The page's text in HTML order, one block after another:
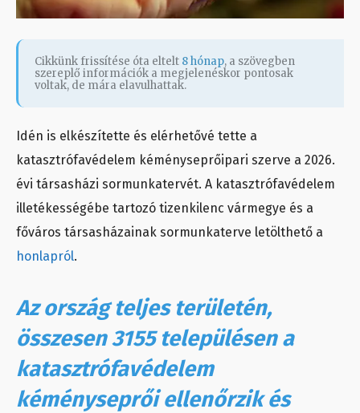
Cikkünk frissítése óta eltelt 8 hónap, a szövegben
szereplő információk a megjelenéskor pontosak
voltak, de mára elavulhattak.
Idén is elkészítette és elérhetővé tette a
katasztrófavédelem kéményseprőipari szerve a 2026.
évi társasházi sormunkatervét. A katasztrófavédelem
illetékességébe tartozó tizenkilenc vármegye és a
főváros társasházainak sormunkaterve letölthető a
honlapról.
Az ország teljes területén,
összesen 3155 településen a
katasztrófavédelem
kéményseprői ellenőrzik és